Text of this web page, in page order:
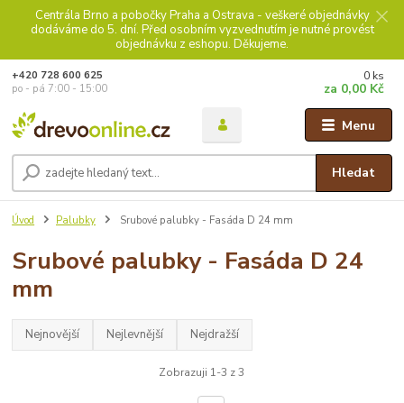
Centrála Brno a pobočky Praha a Ostrava - veškeré objednávky
dodáváme do 5. dní. Před osobním vyzvednutím je nutné provést
objednávku z eshopu. Děkujeme.
Menu
Hledat
+420 728 600 625
po - pá 7:00 - 15:00
0 ks
za 0,00 Kč
Úvod Palubky Srubové palubky - Fasáda D 24 mm
Srubové palubky - Fasáda D 24
mm
Nejnovější Nejlevnější Nejdražší
Zobrazuji 1-3 z 3